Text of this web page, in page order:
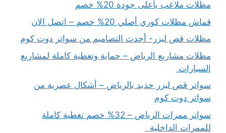
مظلات ملاعب بأعلى جودة 20% خصم
قماش مظلات كوري أصلي 20% خصم – اتصل الان
مظلات قص ليزر- أحدث التصاميم من سواتر دوت كوم
مظلات مشاريع الرياض – حماية وتغطية كاملة لمشاريع
السيارات
سواتر قص ليزر حديد بالرياض – أشكال عصرية من
سواتر دوت كوم
سواتر ممرات الرياض – 32% خصم تغطية كاملة
للممرات الداخلية